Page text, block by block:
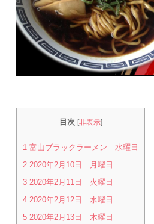
目次 [非表示]
1 富山ブラックラーメン 水曜日
2 2020年2月10日 月曜日
3 2020年2月11日 火曜日
4 2020年2月12日 水曜日
5 2020年2月13日 木曜日